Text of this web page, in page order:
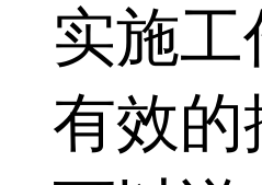
实施工
有效的